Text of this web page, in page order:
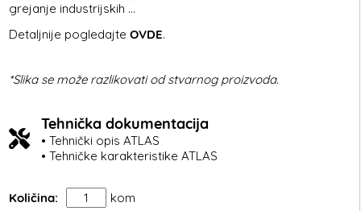
grejanje industrijskih ...
Detaljnije pogledajteOVDE.
*Slika se može razlikovati od stvarnog proizvoda.
Tehnička dokumentacija
• Tehnički opis ATLAS
• Tehničke karakteristike ATLAS
Količina: kom